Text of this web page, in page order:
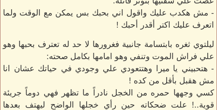
- مش هكدب عليك واقول اني بحبك بس يمكن مع الوقت ولما
اتعرف عليك اكتر أقدر أحبك !
ليلتوي ثغره بابتسامة جانبية فغرورها لا حد له تعترف بحبها وهو
علي فراش الموت وتنفي وهو امامها بكامل صحته:
- هتحبيني يا ميرا وهتتعودي علي وجودي في حياتك عشان انا
مش هقبل بأقل من كده !
كسي وجهها حمره من الخجل نادراً ما تظهر فهي دوماً جريئة
قوية..! علت ضحكاته حين رأي خجلها الواضح ليهتف بعدها